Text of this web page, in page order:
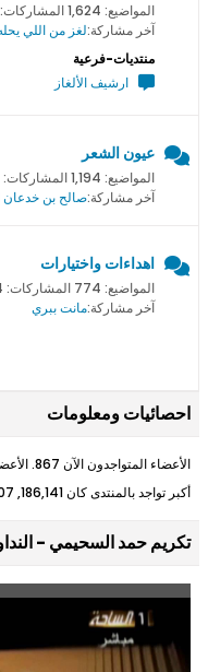
المواضيع: 1,624 المشاركات: 15,915
آخر مشاركة:لغز من اللي
منتديات-فرعية
ارشيف الألغاز
عيون الشعر
المواضيع: 1,194 المشاركات: 8,927
آخر مشاركة:صالح بن خدعان
اهداءات واختيارات
المواضيع: 774 المشاركات: 5,434
آخر مشاركة:مانت ببري
احصائيات ومعلومات
الأعضاء المتواجدون الآن 867. الأعضاء 0 والزوار 867.
أكبر تواجد بالمنتدى كان 186,141, 07-25-2026 الساعة
تكريم حمد السحيمي -